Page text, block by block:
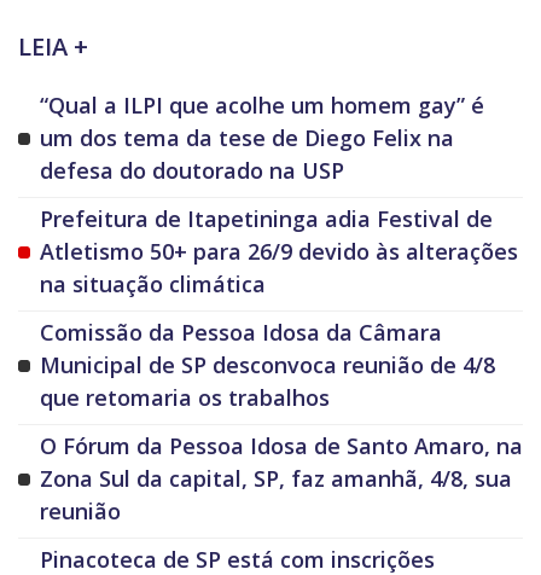
LEIA +
“Qual a ILPI que acolhe um homem gay” é
um dos tema da tese de Diego Felix na
defesa do doutorado na USP
Prefeitura de Itapetininga adia Festival de
Atletismo 50+ para 26/9 devido às alterações
na situação climática
Comissão da Pessoa Idosa da Câmara
Municipal de SP desconvoca reunião de 4/8
que retomaria os trabalhos
O Fórum da Pessoa Idosa de Santo Amaro, na
Zona Sul da capital, SP, faz amanhã, 4/8, sua
reunião
Pinacoteca de SP está com inscrições